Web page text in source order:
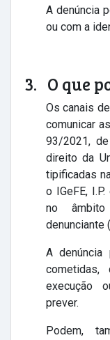
A denúncia
ou com a
3. O que
Os canais
comunicar
93/2021,
direito da
tipificadas
o IGeFE,
no
denunciante
A
execução
prever.
Podem,